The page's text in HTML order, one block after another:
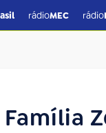
rádioMEC rádio
Família